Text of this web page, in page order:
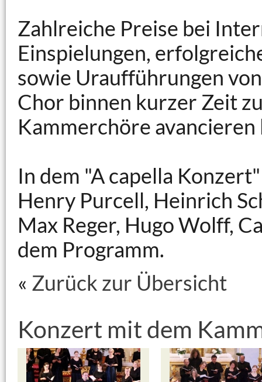
Zahlreiche Preise bei
Einspielungen,
sowie Uraufführungen
Chor binnen kurzer Zeit
Kammerchöre avancieren
In dem "A capella
Henry Purcell, Heinrich
Max Reger, Hugo Wolff,
dem Programm.
« Zurück zur Übersicht
Konzert mit dem